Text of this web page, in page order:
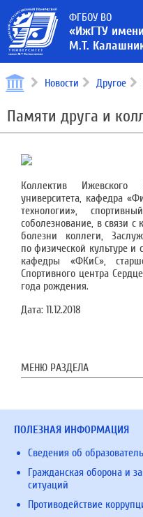
ФГБОУ ВО
«ИжГТУ имени
М.Т.
Новости Другое
Памяти друга и
Коллектив Ижевского
университета, кафедра
технологии»,
соболезнование, в связи
болезни коллеги,
по физической культуре и
кафедры «ФКиС»,
Спортивного центра
года рождения.
Дата: 11.12.2018
МЕНЮ РАЗДЕЛА
ПОЛЕЗНАЯ ИНФОРМАЦИЯ
Сведения об
Гражданская оборона и
ситуаций
Противодействие